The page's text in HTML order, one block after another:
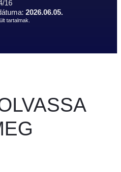
16
2026.06.05.
tartalmak.